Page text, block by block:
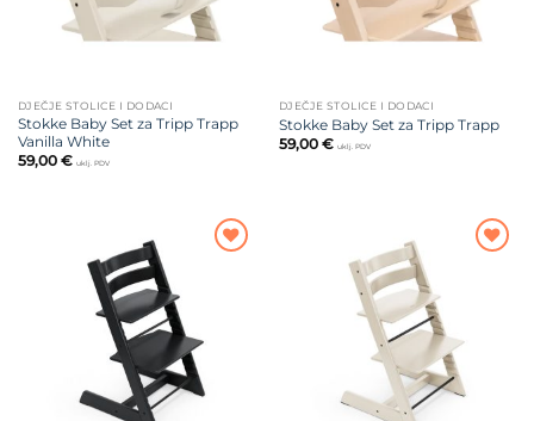
DJEČJE STOLICE I DODACI
Stokke Baby Set za Tripp Trapp
Vanilla White
59,00 € uklj. PDV
DJEČJE STOLICE I DODACI
Stokke Baby Set za Tripp Trapp
59,00 € uklj. PDV